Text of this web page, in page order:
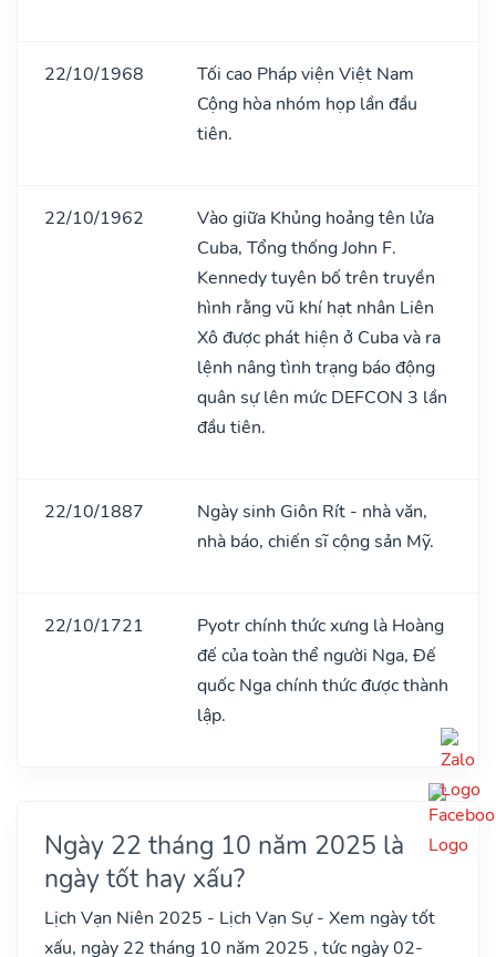
22/10/1968
Tối cao Pháp viện Việt Nam
Cộng hòa nhóm họp lần đầu
tiên.
22/10/1962
Vào giữa Khủng hoảng tên lửa
Cuba, Tổng thống John F.
Kennedy tuyên bố trên truyền
hình rằng vũ khí hạt nhân Liên
Xô được phát hiện ở Cuba và ra
lệnh nâng tình trạng báo động
quân sự lên mức DEFCON 3 lần
đầu tiên.
22/10/1887
Ngày sinh Giôn Rít - nhà văn,
nhà báo, chiến sĩ cộng sản Mỹ.
22/10/1721
Pyotr chính thức xưng là Hoàng
đế của toàn thể người Nga, Đế
quốc Nga chính thức được thành
lập.
Ngày 22 tháng 10 năm 2025 là
ngày tốt hay xấu?
Lịch Vạn Niên 2025 - Lịch Vạn Sự - Xem ngày tốt
xấu, ngày 22 tháng 10 năm 2025 , tức ngày 02-